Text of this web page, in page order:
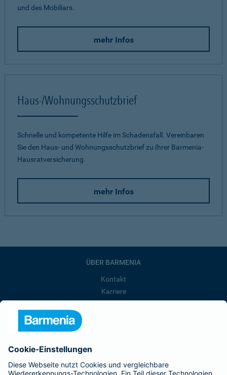
und des Mobiliars.
mehr Infos
Haus-/Wohnungsschutzbrief
Schnelle und kompetente Hilfe im Schadensfall. Vereinbaren
Sie den Haus- und Wohnungsschutzbrief zu Ihrer Barmenia-
Hausratversicherung.
mehr Infos
ÜBER BARMENIA
Kontakt
Karriere
Barmenia ist Teil der BarmeniaGothaer